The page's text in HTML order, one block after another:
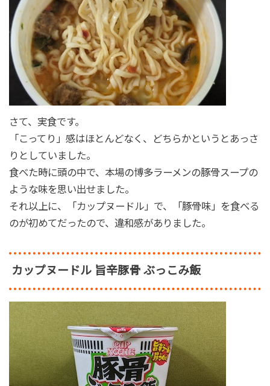
さて、実食です。
「こってり」感はほとんどなく、どちらかというとあっさ
りとしていました。
食べた時に頭の中で、本場の博多ラーメンの豚骨スープの
ような味を思い出せました。
それ以上に、「カップヌードル」で、「豚骨味」を食べる
のが初めてだったので、違和感がありました。
カップヌードル 旨辛豚骨 ぶっこみ飯